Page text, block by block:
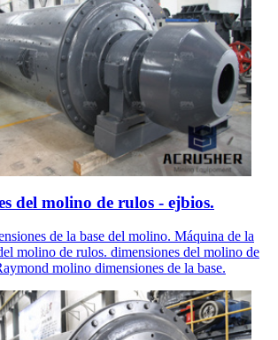
del molino de rulos - ejbios.
de la base del molino. Máquina de la
molino de rulos. dimensiones del molino de
molino dimensiones de la base.